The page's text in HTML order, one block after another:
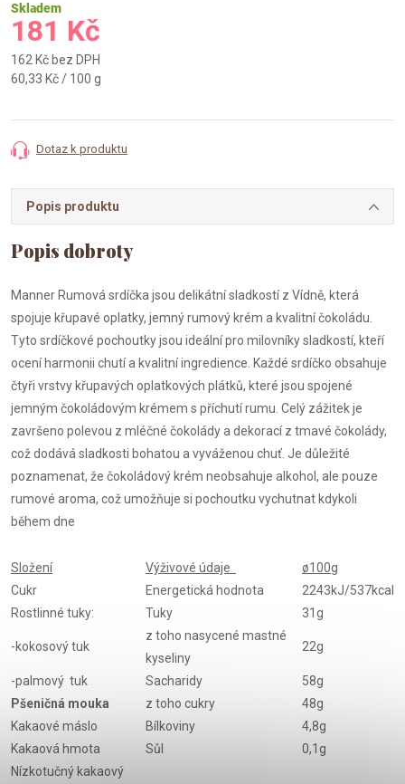
Skladem
181 Kč
162 Kč bez DPH
Měrná
60,33 Kč / 100 g
Dotaz k produktu
Popis produktu
Manner Rumová srdíčka jsou delikátní sladkostí z Vídně, která
spojuje křupavé oplatky, jemný rumový krém a kvalitní čokoládu.
Tyto srdíčkové pochoutky jsou ideální pro milovníky sladkostí, kteří
ocení harmonii chutí a kvalitní ingredience. Každé srdíčko obsahuje
čtyři vrstvy křupavých oplatkových plátků, které jsou spojené
jemným čokoládovým krémem s příchutí rumu. Celý zážitek je
završeno polevou z mléčné čokolády a dekorací z tmavé čokolády,
což dodává sladkosti bohatou a vyváženou chuť. Je důležité
poznamenat, že čokoládový krém neobsahuje alkohol, ale pouze
rumové aroma, což umožňuje si pochoutku vychutnat kdykoli
během dne
Složení Výživové údaje
ø100g
Cukr
Energetická hodnota
2243kJ/537kcal
Rostlinné tuky:
Tuky 31g
-kokosový tuk
z toho nasycené mastné
kyseliny
22g
-palmový tuk Sacharidy
58g
Pšeničná mouka
z toho cukry
48g
Kakaové máslo
Bílkoviny
4,8g
Kakaová hmota
Sůl
0,1g
Nízkotučný kakaový